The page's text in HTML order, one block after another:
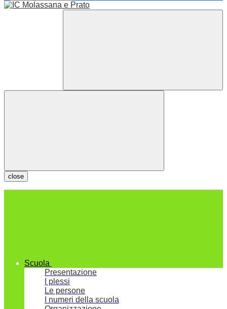
close
Scuola
Presentazione
I plessi
Le persone
I numeri della scuola